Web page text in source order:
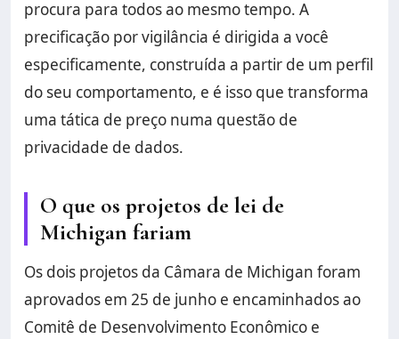
procura para todos ao mesmo tempo. A
precificação por vigilância é dirigida a você
especificamente, construída a partir de um perfil
do seu comportamento, e é isso que transforma
uma tática de preço numa questão de
privacidade de dados.
O que os projetos de lei de
Michigan fariam
Os dois projetos da Câmara de Michigan foram
aprovados em 25 de junho e encaminhados ao
Comitê de Desenvolvimento Econômico e